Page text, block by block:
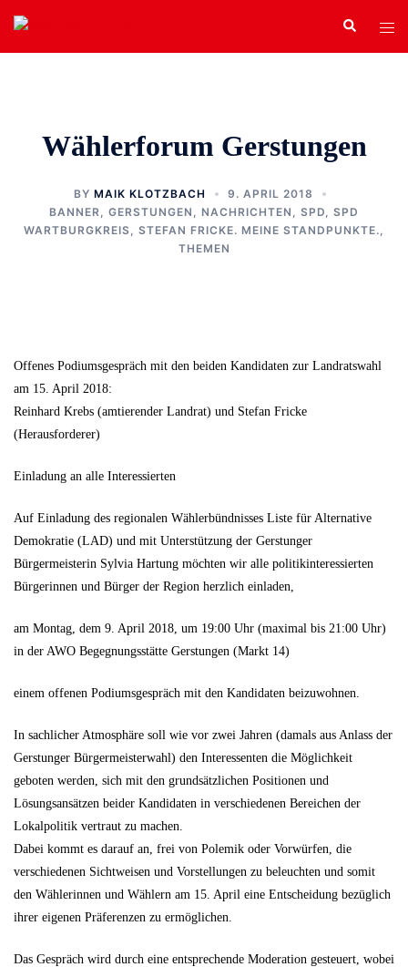
Zum
Inhalt
springen
Search
Wählerforum Gerstungen
BY MAIK KLOTZBACH
9. APRIL 2018
BANNER
GERSTUNGEN NACHRICHTEN SPD
SPD
WARTBURGKREIS
STEFAN FRICKE. MEINE STANDPUNKTE.
THEMEN
Offenes Podiumsgespräch mit den beiden Kandidaten zur Landratswahl
am 15. April 2018:
Reinhard Krebs (amtierender Landrat) und Stefan Fricke
(Herausforderer)
Einladung an alle Interessierten
Auf Einladung des regionalen Wählerbündnisses Liste für Alternative
Demokratie (LAD) und mit Unterstützung der Gerstunger
Bürgermeisterin Sylvia Hartung möchten wir alle politikinteressierten
Bürgerinnen und Bürger der Region herzlich einladen,
am Montag, dem 9. April 2018, um 19:00 Uhr (maximal bis 21:00 Uhr)
in der AWO Begegnungsstätte Gerstungen (Markt 14)
einem offenen Podiumsgespräch mit den Kandidaten beizuwohnen.
In sachlicher Atmosphäre soll wie vor zwei Jahren (damals aus Anlass der
Gerstunger Bürgermeisterwahl) den Interessenten die Möglichkeit
geboten werden, sich mit den grundsätzlichen Positionen und
Lösungsansätzen beider Kandidaten in verschiedenen Bereichen der
Lokalpolitik vertraut zu machen.
Dabei kommt es darauf an, frei von Polemik oder Vorwürfen, die
verschiedenen Sichtweisen und Vorstellungen zu beleuchten und somit
den Wählerinnen und Wählern am 15. April eine Entscheidung bezüglich
ihrer eigenen Präferenzen zu ermöglichen.
Das Gespräch wird durch eine entsprechende Moderation gesteuert, wobei